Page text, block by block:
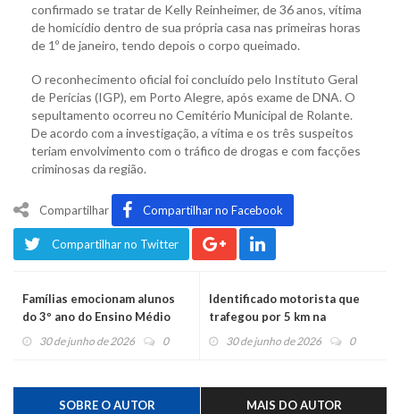
confirmado se tratar de Kelly Reinheimer, de 36 anos, vítima
de homicídio dentro de sua própria casa nas primeiras horas
de 1º de janeiro, tendo depois o corpo queimado.
O reconhecimento oficial foi concluído pelo Instituto Geral
de Perícias (IGP), em Porto Alegre, após exame de DNA. O
sepultamento ocorreu no Cemitério Municipal de Rolante.
De acordo com a investigação, a vítima e os três suspeitos
teriam envolvimento com o tráfico de drogas e com facções
criminosas da região.
Compartilhar Compartilhar no Facebook
Compartilhar no Twitter
Famílias emocionam alunos
do 3º ano do Ensino Médio
com homenagem surpresa no
30 de junho de 2026 0
Identificado motorista que
trafegou por 5 km na
contramão da BR-386
30 de junho de 2026 0
SOBRE O AUTOR MAIS DO AUTOR